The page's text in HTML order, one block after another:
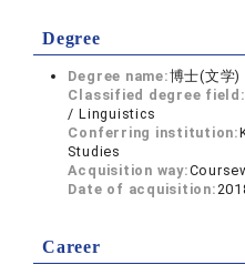
Degree
Degree name:博士(文学)
Classified degree field:
/ Linguistics
Conferring institution:
Studies
Acquisition way:
Date of acquisition:
Career